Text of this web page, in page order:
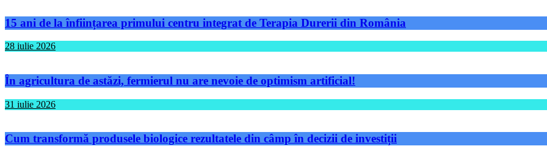
15 ani de la înființarea primului centru integrat de Terapia Durerii din România
28 iulie 2026
În agricultura de astăzi, fermierul nu are nevoie de optimism artificial!
31 iulie 2026
Cum transformă produsele biologice rezultatele din câmp în decizii de investiții